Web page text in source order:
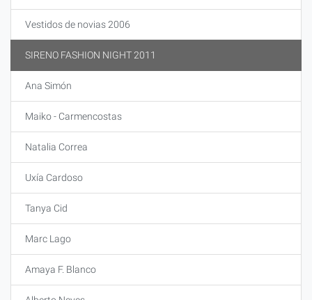
Vestidos de novias 2006
SIRENO FASHION NIGHT 2011
Ana Simón
Maiko - Carmencostas
Natalia Correa
Uxía Cardoso
Tanya Cid
Marc Lago
Amaya F. Blanco